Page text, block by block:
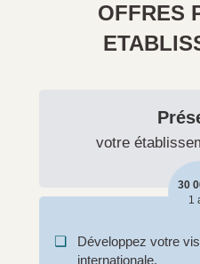
OFFRES
votre
30
1
❏
Développez votre
internationale.